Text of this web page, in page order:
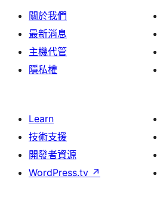
關於我們
最新消息
主機代管
隱私權
Learn
技術支援
開發者資源
WordPress.tv ↗